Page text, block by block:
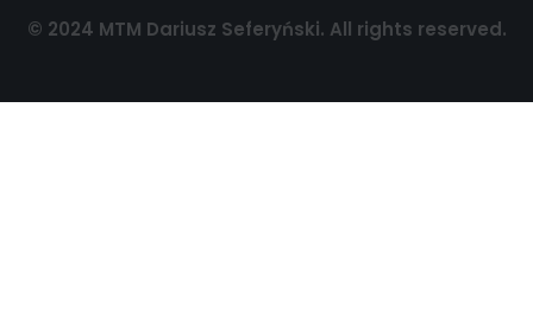
© 2024 MTM Dariusz Seferyński. All rights reserved.